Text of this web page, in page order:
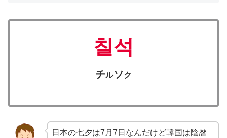
칠석
チルソク
日本の七夕は7月7日なんだけど韓国は陰暦